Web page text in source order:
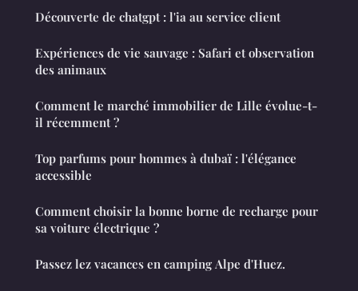
Découverte de chatgpt : l'ia au service client
Expériences de vie sauvage : Safari et observation
des animaux
Comment le marché immobilier de Lille évolue-t-
il récemment ?
Top parfums pour hommes à dubaï : l'élégance
accessible
Comment choisir la bonne borne de recharge pour
sa voiture électrique ?
Passez lez vacances en camping Alpe d'Huez.